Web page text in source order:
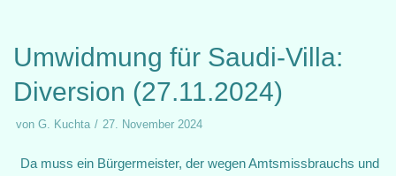
Umwidmung für Saudi-Villa:
Diversion (27.11.2024)
von G. Kuchta 27. November 2024
Da muss ein Bürgermeister, der wegen Amtsmissbrauchs und